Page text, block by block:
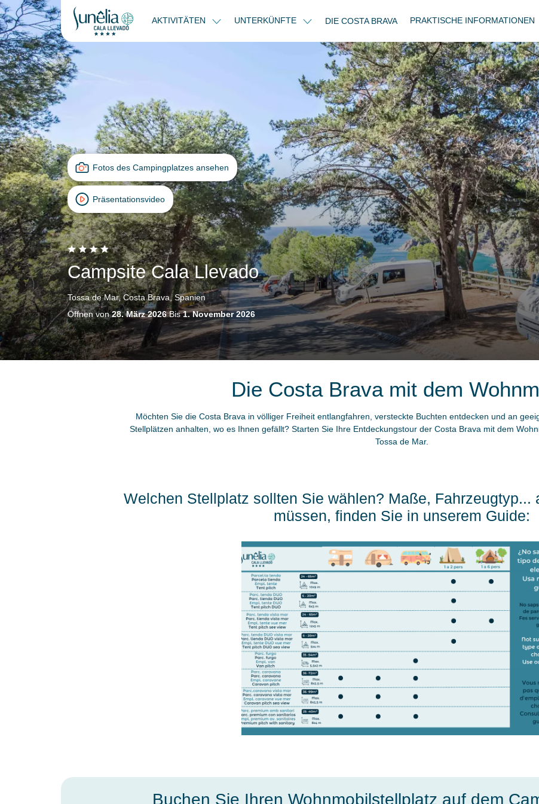
AKTIVITÄTEN UNTERKÜNFTE DIE COSTA BRAVA PRAKTISCHE INFORMATIONEN
Fotos des Campingplatzes ansehen
Präsentationsvideo
Campsite Cala Llevado
Tossa de Mar, Costa Brava, Spanien
Öffnen von28. März 2026Bis1. November 2026
Die Costa Brava mit dem
Möchten Sie die Costa Brava in völliger Freiheit entlangfahren, versteckte Buchten entdecken und an
Stellplätzen anhalten, wo es Ihnen gefällt? Starten Sie Ihre Entdeckungstour der Costa Brava mit dem
Tossa de Mar.
Welchen Stellplatz sollten Sie wählen? Maße, Fahrzeugtyp...
müssen, finden Sie in unserem Guide:
Buchen Sie Ihren Wohnmobilstellplatz auf dem